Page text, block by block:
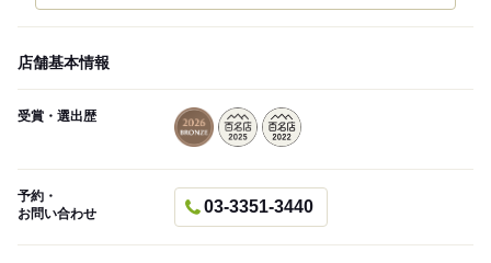
店舗基本情報
受賞・選出歴
予約・
お問い合わせ
03-3351-3440